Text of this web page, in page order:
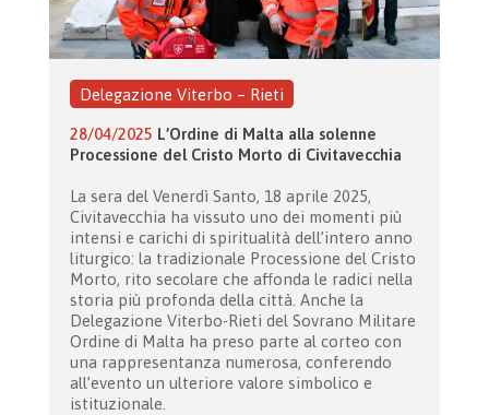
Delegazione Viterbo – Rieti
28/04/2025 L’Ordine di Malta alla solenne
Processione del Cristo Morto di Civitavecchia
La sera del Venerdì Santo, 18 aprile 2025,
Civitavecchia ha vissuto uno dei momenti più
intensi e carichi di spiritualità dell’intero anno
liturgico: la tradizionale Processione del Cristo
Morto, rito secolare che affonda le radici nella
storia più profonda della città. Anche la
Delegazione Viterbo-Rieti del Sovrano Militare
Ordine di Malta ha preso parte al corteo con
una rappresentanza numerosa, conferendo
all’evento un ulteriore valore simbolico e
istituzionale.